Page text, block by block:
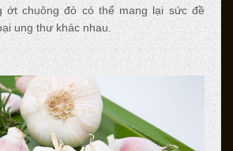
ớt chuông đỏ có thể mang lại sức đề
ung thư khác nhau.